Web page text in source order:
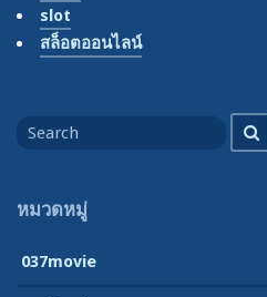
slot
สล็อตออนไลน์
for
หมวดหมู่
037movie